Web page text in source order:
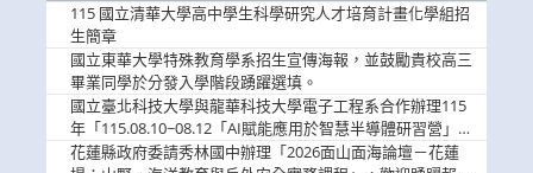
115 國立清華大學高中學生科學研究人才培育計畫化學組招
生簡章
國立東華大學特殊教育學系招生宣傳海報，並鼓勵貴校高三
畢業同學於分發入學階段踴躍選填。
國立臺北科技大學與龍華科技大學電子工程系合作辦理115
年「115.08.10~08.12「AI賦能應用於智慧半導體研習營」，
歡迎學生踴躍報名參加
花蓮縣政府委請秀林國中辦理「2026面山面海論壇－花蓮